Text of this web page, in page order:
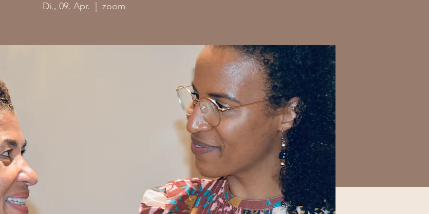
Di., 09. Apr. zoom